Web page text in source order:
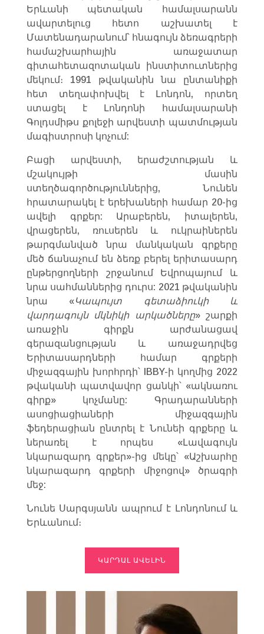
Երևանի պետական համալսարանն
ավարտելուց հետո աշխատել է
Մատենադարանում՝ հնագույն ձեռագրերի
համաշխարհային առաջատար
գիտահետազոտական ինստիտուտներից
մեկում։ 1991 թվականին նա ընտանիքի
հետ տեղափոխվել է Լոնդոն, որտեղ
ստացել է Լոնդոնի համալսարանի
Գոլդսմիթս քոլեջի արվեստի պատմության
մագիստրոսի կոչում:
Բացի արվեստի, երաժշտության և
մշակույթի մասին
ստեղծագործություններից, Նունեն
հրատարակել է երեխաների համար 20-ից
ավելի գրքեր: Արաբերեն, իտալերեն,
վրացերեն, ռուսերեն և ուկրաիներեն
թարգմանված նրա մանկական գրքերը
մեծ ճանաչում են ձեռք բերել երիտասարդ
ընթերցողների շրջանում Եվրոպայում և
նրա սահմաններից դուրս: 2021 թվականին
նրա «Կապույտ գետաձիուկի և
վարդագույն մկնիկի արկածները» շարքի
առաջին գիրքն արժանացավ
գերազանցության և առաջադրվեց
Երիտասարդների համար գրքերի
միջազգային խորհրդի՝ IBBY-ի կողմից 2022
թվականի պատվավոր ցանկի՝ «ակնառու
գիրք» կոչմանը: Գրադարանների
ասոցիացիաների միջազգային
ֆեդերացիան ընտրել է Նունեի գրքերը և
ներառել է որպես «Լավագույն
նկարազարդ գրքեր»-ից մեկը՝ «Աշխարհը
նկարազարդ գրքերի միջոցով» ծրագրի
մեջ:
Նունե Սարգսյանն ապրում է Լոնդոնում և
Երևանում։
ԿԱՐԴԱԼ ԱՎԵԼԻՆ